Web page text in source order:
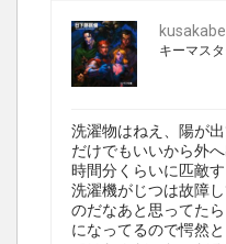
kusakabe
キーマス
洗濯物はねえ、陽が
だけでもいいから外
時間分くらいに匹敵す
洗濯機がじつは故障
のだなあと思ってた
になってるので愕然